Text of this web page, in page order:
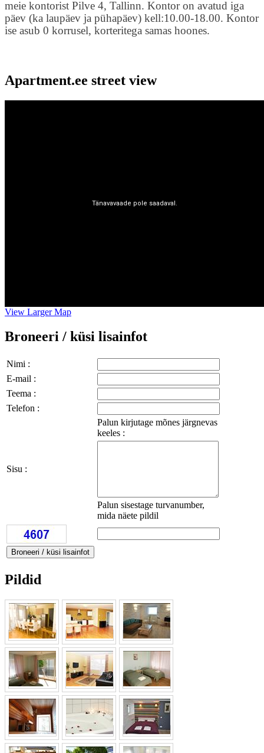
meie kontorist Pilve 4, Tallinn. Kontor on avatud iga
päev (ka laupäev ja pühapäev) kell:10.00-18.00. Kontor
ise asub 0 korrusel, korteritega samas hoones.
Apartment.ee street view
View Larger Map
Broneeri / küsi lisainfot
Nimi :
E-mail :
Teema :
Telefon :
Palun kirjutage mõnes järgnevas
keeles :
Sisu :
Palun sisestage turvanumber,
mida näete pildil
Pildid